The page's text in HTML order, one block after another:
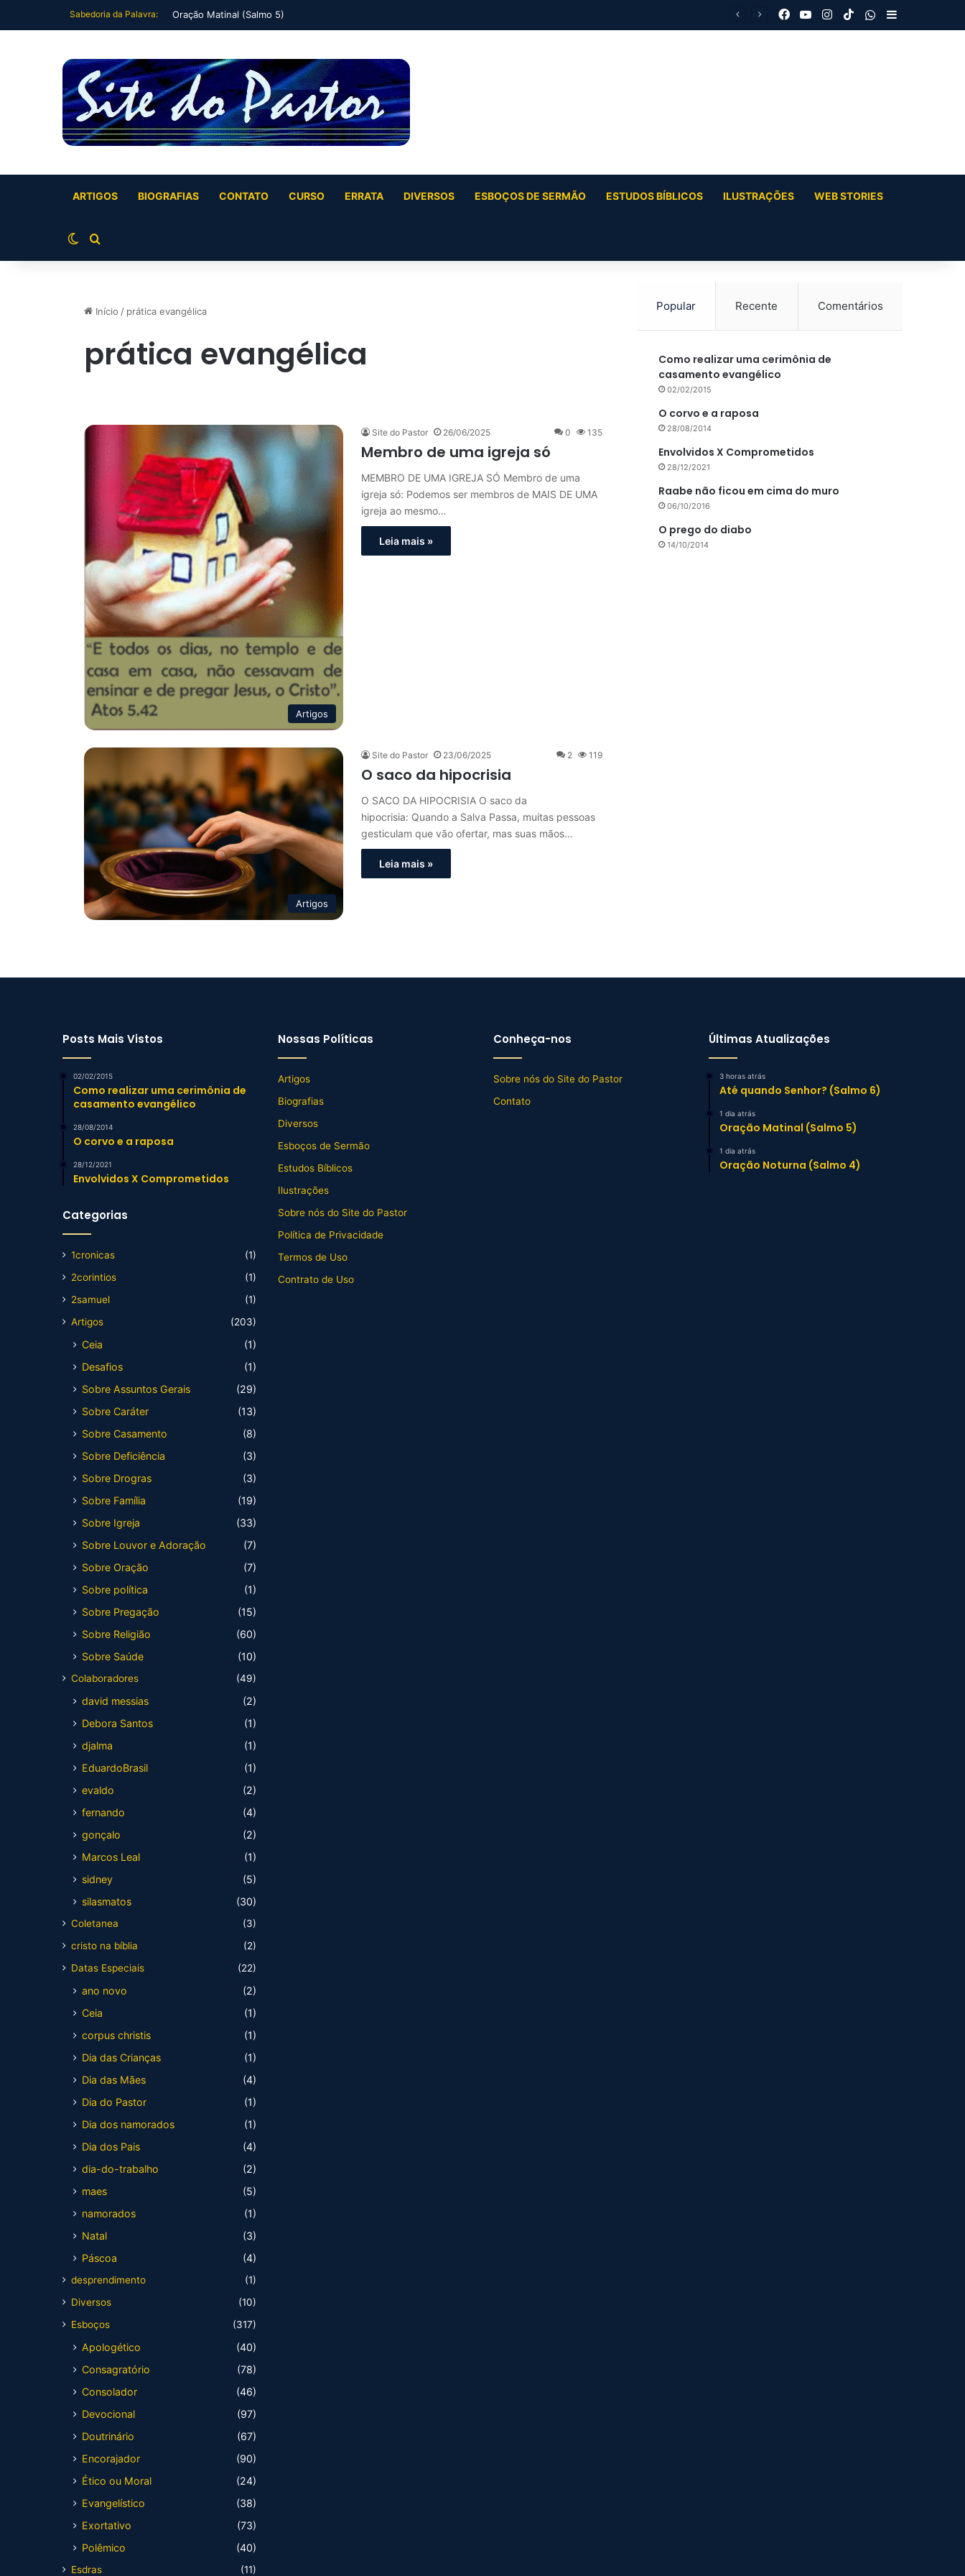
Sabedoria da Palavra: Oração Matinal (Salmo 5) Facebook
YouTubeInstagram
TikTokWhatsApp
Barra Lateral
ARTIGOS BIOGRAFIAS CONTATO CURSO ERRATA DIVERSOS ESBOÇOS DE SERMÃO ESTUDOS BÍBLICOS ILUSTRAÇÕES WEB STORIES
Switch skin
Buscar por
Início / prática evangélica
prática evangélica
Artigos
Site do Pastor 26/06/2025 0 135
Membro de uma igreja só
MEMBRO DE UMA IGREJA SÓ Membro de uma
igreja só: Podemos ser membros de MAIS DE UMA
igreja ao mesmo…
Leia mais »
Artigos
Site do Pastor 23/06/2025 2 119
O saco da hipocrisia
O SACO DA HIPOCRISIA O saco da
hipocrisia: Quando a Salva Passa, muitas pessoas
gesticulam que vão ofertar, mas suas mãos…
Leia mais »
Popular Recente Comentários
Como realizar uma cerimônia de
casamento evangélico
02/02/2015
O corvo e a raposa
28/08/2014
Envolvidos X Comprometidos
28/12/2021
Raabe não ficou em cima do muro
06/10/2016
O prego do diabo
14/10/2014
Posts Mais Vistos
02/02/2015
Como realizar uma cerimônia de
casamento evangélico
28/08/2014
O corvo e a raposa
28/12/2021
Envolvidos X Comprometidos
Categorias
1cronicas
(1)
2corintios
(1)
2samuel
(1)
Artigos
(203)
Ceia
(1)
Desafios
(1)
Sobre Assuntos Gerais
(29)
Sobre Caráter
(13)
Sobre Casamento
(8)
Sobre Deficiência
(3)
Sobre Drogras
(3)
Sobre Família
(19)
Sobre Igreja
(33)
Sobre Louvor e Adoração
(7)
Sobre Oração
(7)
Sobre política
(1)
Sobre Pregação
(15)
Sobre Religião
(60)
Sobre Saúde
(10)
Colaboradores (49)
david messias
(2)
Debora Santos
(1)
djalma
(1)
EduardoBrasil
(1)
evaldo
(2)
fernando
(4)
gonçalo
(2)
Marcos Leal
(1)
sidney
(5)
silasmatos
(30)
Coletanea
(3)
cristo na bíblia
(2)
Datas Especiais
(22)
ano novo
(2)
Ceia
(1)
corpus christis
(1)
Dia das Crianças
(1)
Dia das Mães
(4)
Dia do Pastor
(1)
Dia dos namorados
(1)
Dia dos Pais
(4)
dia-do-trabalho
(2)
maes
(5)
namorados
(1)
Natal
(3)
Páscoa
(4)
desprendimento
(1)
Diversos
(10)
Esboços
(317)
Apologético
(40)
Consagratório
(78)
Consolador
(46)
Devocional
(97)
Doutrinário
(67)
Encorajador
(90)
Ético ou Moral
(24)
Evangelístico
(38)
Exortativo
(73)
Polêmico
(40)
Esdras (11)
Nossas Políticas
Artigos
Biografias
Diversos
Esboços de Sermão
Estudos Bíblicos
Ilustrações
Sobre nós do Site do Pastor
Política de Privacidade
Termos de Uso
Contrato de Uso
Conheça-nos
Sobre nós do Site do Pastor
Contato
Últimas Atualizações
3 horas atrás
Até quando Senhor? (Salmo 6)
1 dia atrás
Oração Matinal (Salmo 5)
1 dia atrás
Oração Noturna (Salmo 4)